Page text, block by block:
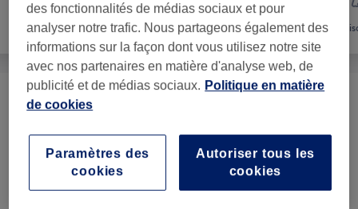
Manucure et
Beauté des pieds
Épilation
Epilation (21)
Avis sur l'établissement
des fonctionnalités de médias sociaux et pour
analyser notre trafic. Nous partageons également des
informations sur la façon dont vous utilisez notre site
avec nos partenaires en matière d'analyse web, de
publicité et de médias sociaux. Politique en matière
de cookies
Autoriser tous les
cookies
Paramètres des
cookies